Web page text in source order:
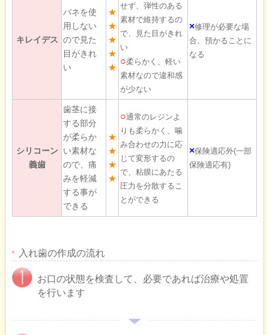
キレイデス
バネを使
用しない
ので見た
目がきれ
い
★
★
★
★
★
せず、弾性のある
素材で維持するの
で、見た目がきれ
い
○柔らかく、軽い
素材なので違和感
が少ない
×修理が必要な場
合、預かることに
なる
シリコーン
義歯
歯茎に接
する部分
が柔らか
い素材な
ので、痛
みを軽減
する事が
できる
★
★
★
★
○通常のレジンよ
りも柔らかく、噛
み合わせの力に応
じて変形するの
で、粘膜にあたる
圧力を分散するこ
とができる
×保険適応外(一部
保険適応有)
入れ歯の作成の流れ
お口の状態を検査して、必要であれば治療や処置
を行います